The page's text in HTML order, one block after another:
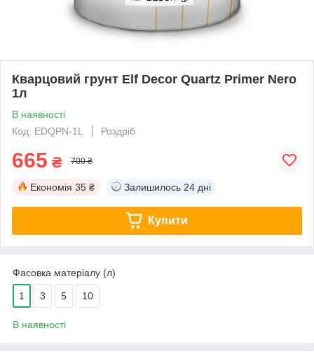
Кварцовий грунт Elf Decor Quartz Primer Nero
1л
В наявності
Код: EDQPN-1L
Роздріб
665 ₴ 700 ₴
Економія 35 ₴ Залишилось 24 дні
Купити
Фасовка матеріалу (л)
1 3 5 10
В наявності